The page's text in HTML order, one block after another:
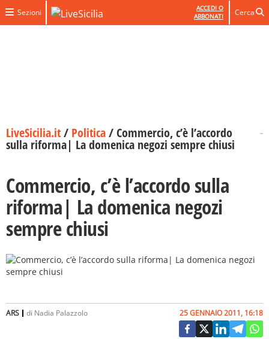
Sezioni
ACCEDI O
ABBONATI
Cerca
LiveSicilia.it/ Politica/Commercio, c’è l’accordo
sulla riforma| La domenica negozi sempre chiusi
Commercio, c’è l’accordo sulla
riforma| La domenica negozi
sempre chiusi
ARS di Nadia Palazzolo 25 GENNAIO 2011, 16:18